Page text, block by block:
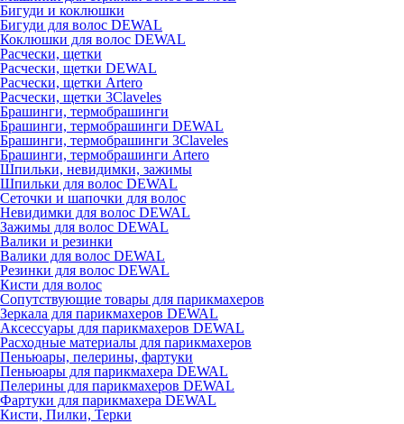
Бигуди и коклюшки
Бигуди для волос DEWAL
Коклюшки для волос DEWAL
Расчески, щетки
Расчески, щетки DEWAL
Расчески, щетки Artero
Расчески, щетки 3Claveles
Брашинги, термобрашинги
Брашинги, термобрашинги DEWAL
Брашинги, термобрашинги 3Claveles
Брашинги, термобрашинги Artero
Шпильки, невидимки, зажимы
Шпильки для волос DEWAL
Сеточки и шапочки для волос
Невидимки для волос DEWAL
Зажимы для волос DEWAL
Валики и резинки
Валики для волос DEWAL
Резинки для волос DEWAL
Кисти для волос
Сопутствующие товары для парикмахеров
Зеркала для парикмахеров DEWAL
Аксессуары для парикмахеров DEWAL
Расходные материалы для парикмахеров
Пеньюары, пелерины, фартуки
Пеньюары для парикмахера DEWAL
Пелерины для парикмахеров DEWAL
Фартуки для парикмахера DEWAL
Кисти, Пилки, Терки